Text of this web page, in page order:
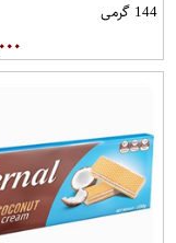
144 گرمی